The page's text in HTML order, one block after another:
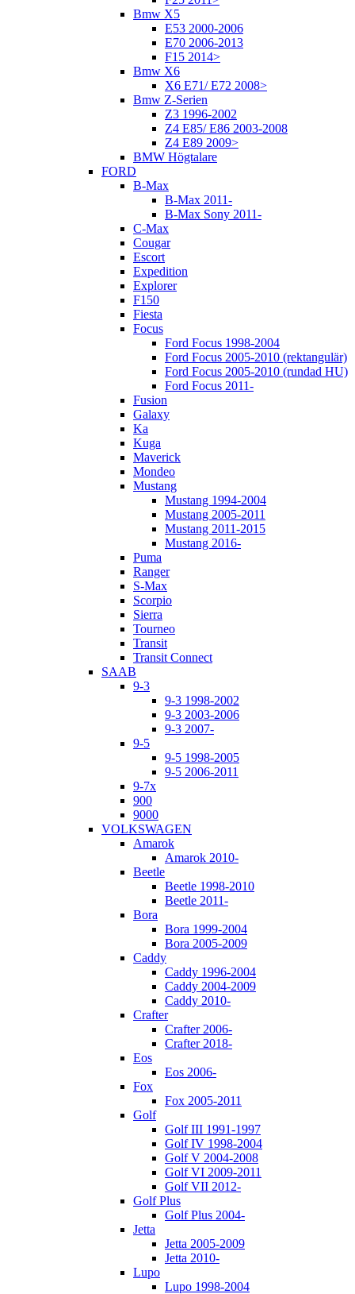
Bmw X5
E53 2000-2006
E70 2006-2013
F15 2014>
Bmw X6
X6 E71/ E72 2008>
Bmw Z-Serien
Z3 1996-2002
Z4 E85/ E86 2003-2008
Z4 E89 2009>
BMW Högtalare
FORD
B-Max
B-Max 2011-
B-Max Sony 2011-
C-Max
Cougar
Escort
Expedition
Explorer
F150
Fiesta
Focus
Ford Focus 1998-2004
Ford Focus 2005-2010 (rektangulär)
Ford Focus 2005-2010 (rundad HU)
Ford Focus 2011-
Fusion
Galaxy
Ka
Kuga
Maverick
Mondeo
Mustang
Mustang 1994-2004
Mustang 2005-2011
Mustang 2011-2015
Mustang 2016-
Puma
Ranger
S-Max
Scorpio
Sierra
Tourneo
Transit
Transit Connect
SAAB
9-3
9-3 1998-2002
9-3 2003-2006
9-3 2007-
9-5
9-5 1998-2005
9-5 2006-2011
9-7x
900
9000
VOLKSWAGEN
Amarok
Amarok 2010-
Beetle
Beetle 1998-2010
Beetle 2011-
Bora
Bora 1999-2004
Bora 2005-2009
Caddy
Caddy 1996-2004
Caddy 2004-2009
Caddy 2010-
Crafter
Crafter 2006-
Crafter 2018-
Eos
Eos 2006-
Fox
Fox 2005-2011
Golf
Golf III 1991-1997
Golf IV 1998-2004
Golf V 2004-2008
Golf VI 2009-2011
Golf VII 2012-
Golf Plus
Golf Plus 2004-
Jetta
Jetta 2005-2009
Jetta 2010-
Lupo
Lupo 1998-2004